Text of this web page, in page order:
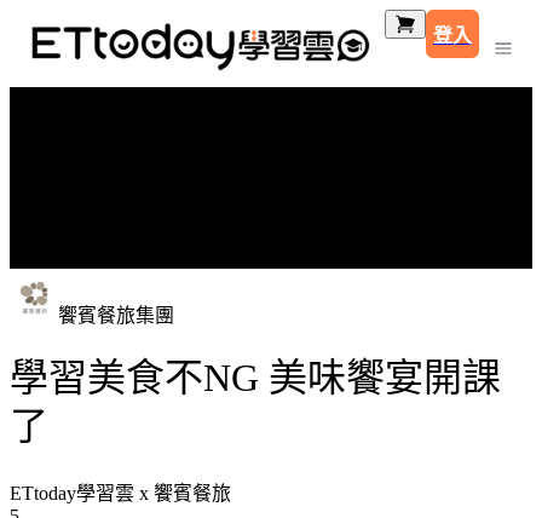
登入
饗賓餐旅集團
學習美食不NG 美味饗宴開課
了
ETtoday學習雲 x 饗賓餐旅